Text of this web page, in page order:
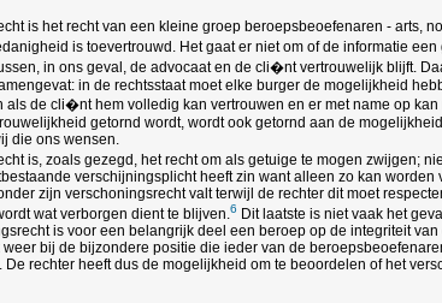
is het recht van een kleine groep beroepsbeoefenaren - arts,
is toevertrouwd. Het gaat er niet om of de informatie
in ons geval, de advocaat en de cli�nt vertrouwelijk blijft.
in de rechtsstaat moet elke burger de mogelijkheid
als de cli�nt hem volledig kan vertrouwen en er met name op
getornd wordt, wordt ook getornd aan de
die ons wensen.
is, zoals gezegd, het recht om als getuige te mogen zwijgen;
verschijningsplicht heeft zin want alleen zo kan
zijn verschoningsrecht valt terwijl de rechter dit moet
wat verborgen dient te blijven.6 Dit laatste is niet vaak het
is voor een belangrijk deel een beroep op de integriteit
bij de bijzondere positie die ieder van de
De rechter heeft dus de mogelijkheid om te beoordelen of het